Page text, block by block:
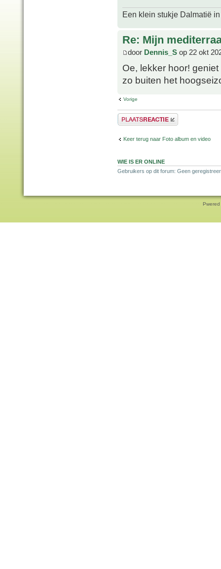
Een klein stukje Dalmatië
Re: Mijn
door Dennis_S op 22 okt
Oe, lekker hoor!
zo buiten het
Vorige
Plaats een reactie
Keer terug naar Foto album en video
WIE IS ER ONLINE
Gebruikers op dit forum: Geen